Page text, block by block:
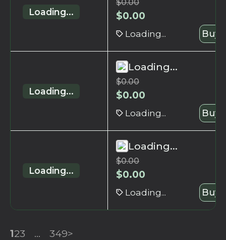
Loading...
$0.00
$0.00
Loading... Buy
Loading...
Loading...
$0.00
$0.00
Loading... Buy
Loading...
Loading...
$0.00
$0.00
Loading... Buy
123 ... 349>